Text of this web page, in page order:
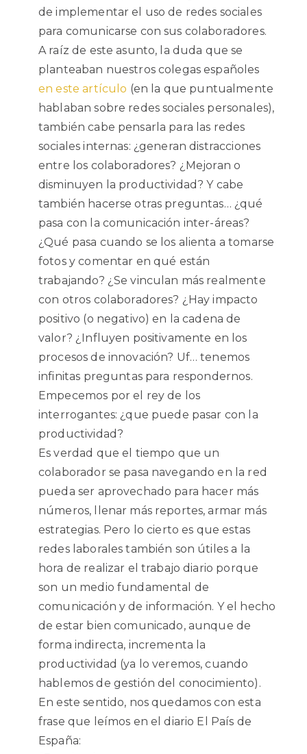
de implementar el uso de redes sociales
para comunicarse con sus colaboradores.
A raíz de este asunto, la duda que se
planteaban nuestros colegas españoles
en este artículo (en la que puntualmente
hablaban sobre redes sociales personales),
también cabe pensarla para las redes
sociales internas: ¿generan distracciones
entre los colaboradores? ¿Mejoran o
disminuyen la productividad? Y cabe
también hacerse otras preguntas… ¿qué
pasa con la comunicación inter-áreas?
¿Qué pasa cuando se los alienta a tomarse
fotos y comentar en qué están
trabajando? ¿Se vinculan más realmente
con otros colaboradores? ¿Hay impacto
positivo (o negativo) en la cadena de
valor? ¿Influyen positivamente en los
procesos de innovación? Uf… tenemos
infinitas preguntas para respondernos.
Empecemos por el rey de los
interrogantes: ¿que puede pasar con la
productividad?
Es verdad que el tiempo que un
colaborador se pasa navegando en la red
pueda ser aprovechado para hacer más
números, llenar más reportes, armar más
estrategias. Pero lo cierto es que estas
redes laborales también son útiles a la
hora de realizar el trabajo diario porque
son un medio fundamental de
comunicación y de información. Y el hecho
de estar bien comunicado, aunque de
forma indirecta, incrementa la
productividad (ya lo veremos, cuando
hablemos de gestión del conocimiento).
En este sentido, nos quedamos con esta
frase que leímos en el diario El País de
España: